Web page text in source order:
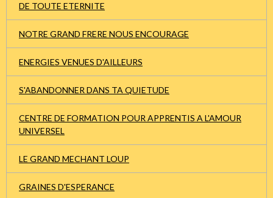
DE TOUTE ETERNITE
NOTRE GRAND FRERE NOUS ENCOURAGE
ENERGIES VENUES D'AILLEURS
S'ABANDONNER DANS TA QUIETUDE
CENTRE DE FORMATION POUR APPRENTIS A L'AMOUR
UNIVERSEL
LE GRAND MECHANT LOUP
GRAINES D'ESPERANCE